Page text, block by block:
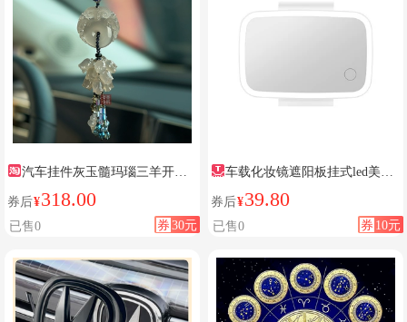
汽车挂件灰玉髓玛瑙三羊开泰
麒麟平安福后视镜吊坠2024新款
券后¥318.00
券30元
已售0
车载化妆镜遮阳板挂式led美颜
灯
券后¥39.80
券 10元
已售0